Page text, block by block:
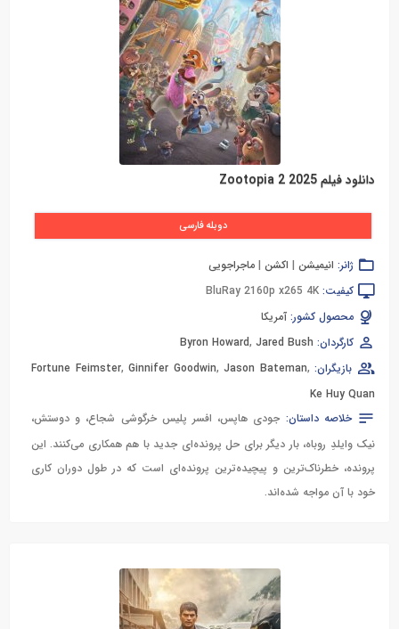
دانلود فیلم Zootopia 2 2025
دوبله فارسی
ژانر: انیمیشن | اکشن | ماجراجویی
کیفیت: BluRay 2160p x265 4K
محصول کشور: آمریکا
کارگردان:
Byron Howard, Jared Bush
بازیگران:
Fortune Feimster,Ginnifer Goodwin,Jason Bateman,
Ke Huy Quan
خلاصه داستان: جودی هاپس، افسر پلیس خرگوشی شجاع، و دوستش،
نیک وایلدِ روباه، بار دیگر برای حل پرونده‌ای جدید با هم همکاری می‌کنند. این
پرونده، خطرناک‌ترین و پیچیده‌ترین پرونده‌ای است که در طول دوران کاری
خود با آن مواجه شده‌اند.